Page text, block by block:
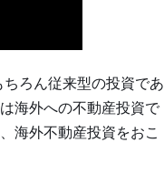
ろん従来型の投資であ
海外への不動産投資で
海外不動産投資をおこ